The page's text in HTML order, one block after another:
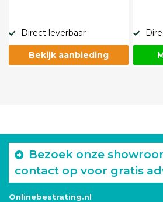
Direct leverbaar
Bekijk aanbieding
Bezoek onze
contact op voor gratis
Onlinebestrating.nl